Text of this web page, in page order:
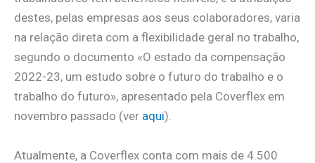
destes, pelas empresas aos seus colaboradores, varia
na relação direta com a flexibilidade geral no trabalho,
segundo o documento «O estado da compensação
2022-23, um estudo sobre o futuro do trabalho e o
trabalho do futuro», apresentado pela Coverflex em
novembro passado (ver aqui).
Atualmente, a Coverflex conta com mais de 4.500